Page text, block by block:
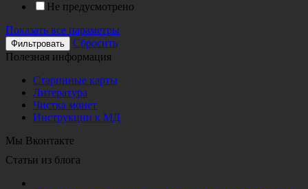
Не предусмотрено
Показать все параметры
Сбросить
Полезная информация
Старинные карты
Литература
Чистка монет
Инструкции к МД
Мы Вконтакте
Статьи из блога